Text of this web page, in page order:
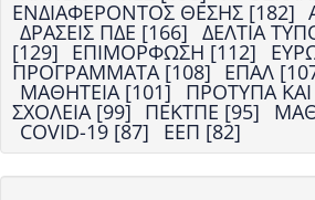
ΕΝΔΙΑΦΕΡΟΝΤΟΣ ΘΕΣΗΣ [182]
ΔΡΑΣΕΙΣ ΠΔΕ [166] ΔΕΛΤΙΑ
[129] ΕΠΙΜΟΡΦΩΣΗ [112]
ΠΡΟΓΡΑΜΜΑΤΑ [108] ΕΠΑΛ
ΜΑΘΗΤΕΙΑ [101] ΠΡΟΤΥΠΑ
ΣΧΟΛΕΙΑ [99] ΠΕΚΤΠΕ [95]
COVID-19 [87] ΕΕΠ [82]